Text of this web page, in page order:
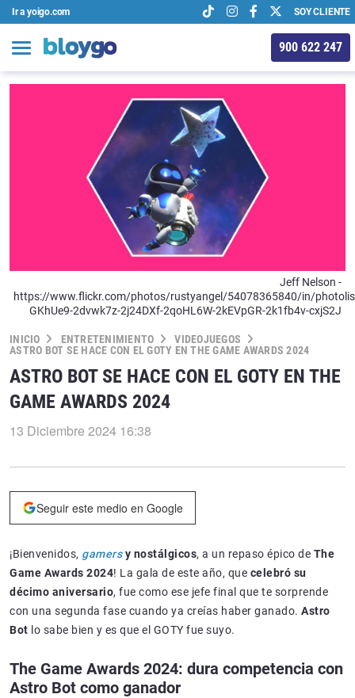
Ir a yoigo.com SOY CLIENTE
900 622 247
INICIO ENTRETENIMIENTO
VIDEOJUEGOS
ASTRO BOT SE HACE CON EL GOTY EN THE GAME AWARDS 2024
ASTRO BOT SE HACE CON EL GOTY EN THE
GAME AWARDS 2024
13 Diciembre 2024 16:38
Jeff Nelson -
https://www.flickr.com/photos/rustyangel/54078365840/in/
GKhUe9-2dvwk7z-2j24DXf-2qoHL6W-2kEVpGR-2k1fb4v-cxjS2J
Seguir este medio en Google
¡Bienvenidos, gamersy nostálgicos, a un repaso épico de The
Game Awards 2024! La gala de este año, que celebró su
décimo aniversario, fue como ese jefe final que te sorprende
con una segunda fase cuando ya creías haber ganado. Astro
Bot lo sabe bien y es que el GOTY fue suyo.
The Game Awards 2024: dura competencia con
Astro Bot como ganador